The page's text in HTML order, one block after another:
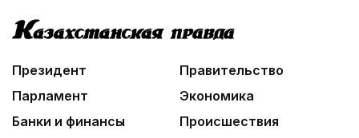
Президент
Правительство
Парламент
Экономика
Банки и финансы
Происшествия